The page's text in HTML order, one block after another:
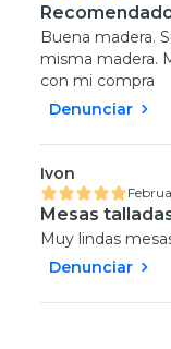
Buena madera.
misma madera.
con mi compra
Denunciar
Ivon
Mesas
Muy lindas
Denunciar